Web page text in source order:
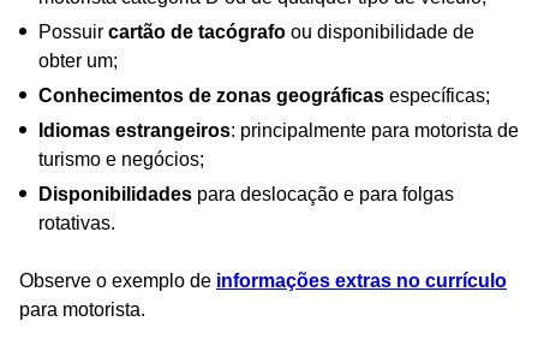
Possuir cartão de tacógrafo ou disponibilidade de
obter um;
Conhecimentos de zonas geográficas específicas;
Idiomas estrangeiros: principalmente para motorista de
turismo e negócios;
Disponibilidades para deslocação e para folgas
rotativas.
Observe o exemplo de informações extras no currículo
para motorista.